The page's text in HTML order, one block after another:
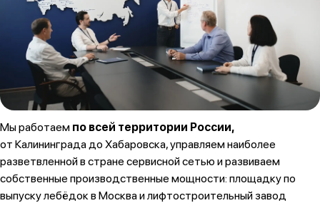
Мы работаем по всей территории России,
от Калининграда до Хабаровска, управляем наиболее
разветвленной в стране сервисной сетью и развиваем
собственные производственные мощности: площадку по
выпуску лебёдок в Москва и лифтостроительный завод